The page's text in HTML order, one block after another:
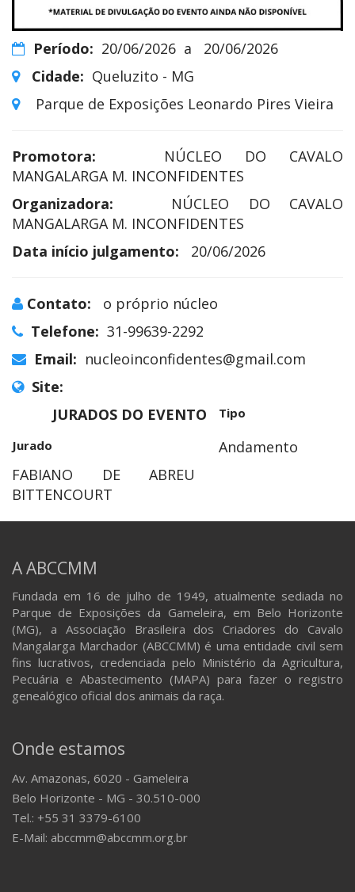
Período: 20/06/2026 a 20/06/2026
Cidade: Queluzito - MG
Parque de Exposições Leonardo Pires Vieira
Promotora:
NÚCLEO DO CAVALO
MANGALARGA M. INCONFIDENTES
Organizadora:
NÚCLEO DO CAVALO
MANGALARGA M. INCONFIDENTES
Data início julgamento:
20/06/2026
Contato:
o próprio núcleo
Telefone: 31-99639-2292
Email: nucleoinconfidentes@gmail.com
Site:
JURADOS DO EVENTO
Tipo
Jurado
Andamento
FABIANO DE ABREU
BITTENCOURT
A ABCCMM
Fundada em 16 de julho de 1949, atualmente sediada no
Parque de Exposições da Gameleira, em Belo Horizonte
(MG), a Associação Brasileira dos Criadores do Cavalo
Mangalarga Marchador (ABCCMM) é uma entidade civil sem
fins lucrativos, credenciada pelo Ministério da Agricultura,
Pecuária e Abastecimento (MAPA) para fazer o registro
genealógico oficial dos animais da raça.
Onde estamos
Av. Amazonas, 6020 - Gameleira
Belo Horizonte - MG - 30.510-000
Tel.: +55 31 3379-6100
E-Mail: abccmm@abccmm.org.br